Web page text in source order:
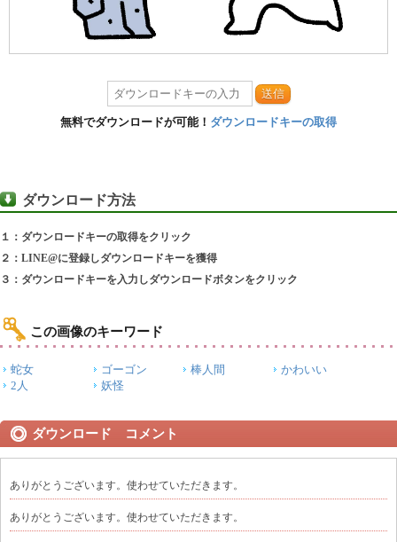
送信
無料でダウンロードが可能！ ダウンロードキーの取得
ダウンロード方法
１：ダウンロードキーの取得をクリック
２：LINE@に登録しダウンロードキーを獲得
３：ダウンロードキーを入力しダウンロードボタンをクリック
この画像のキーワード
蛇女 ゴーゴン 棒人間
かわいい
2人
妖怪
ダウンロード コメント
ありがとうございます。使わせていただきます。
ありがとうございます。使わせていただきます。